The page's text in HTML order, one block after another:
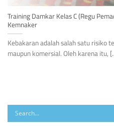
Training Damkar Kelas C (Regu
Kemnaker
Kebakaran adalah salah satu risiko
maupun komersial. Oleh karena itu,